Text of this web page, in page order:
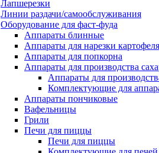
Лапшерезки
Линии раздачи/самообслуживания
Оборудование для фаст-фуда
Аппараты блинные
Аппараты для нарезки
Аппараты для попкорна
Аппараты для производства
Аппараты для
Комплектующие для
Аппараты пончиковые
Вафельницы
Грили
Печи для пиццы
Печи для пиццы